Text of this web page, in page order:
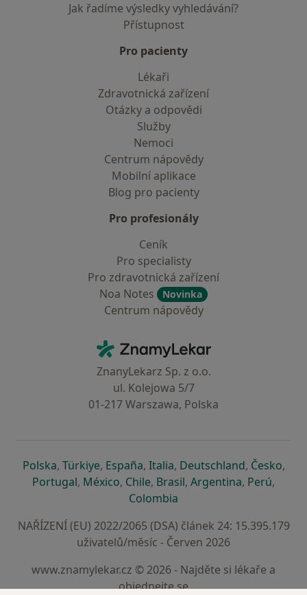
Jak řadíme výsledky vyhledávání?
Přístupnost
Pro pacienty
Lékaři
Zdravotnická zařízení
Otázky a odpovědi
Služby
Nemoci
Centrum nápovědy
Mobilní aplikace
Blog pro pacienty
Pro profesionály
Ceník
Pro specialisty
Pro zdravotnická zařízení
Noa Notes
Novinka
Centrum nápovědy
ZnamyLekar - Hlavní stránka
ZnanyLekarz Sp. z o.o.
ul. Kolejowa 5/7
01-217 Warszawa, Polska
Polskase otevře v nové záložce
, Türkiyese otevře v nové záložce
, Españase otevře v nové záložce
, Italiase otevře v nové záložce
, Deutschlandse otevře v
, Českose
,
Portugalse otevře v nové záložce
, Méxicose otevře v nové záložce
, Chilese otevře v nové záložce
, Brasilse otevře v nové
, Argentinase otevře v
, Perúse
,
Colombia
NAŘÍZENÍ (EU) 2022/2065 (DSA) článek 24: 15.395.179
uživatelů/měsíc - Červen 2026
www.znamylekar.cz © 2026 - Najděte si lékaře a
objednejte se